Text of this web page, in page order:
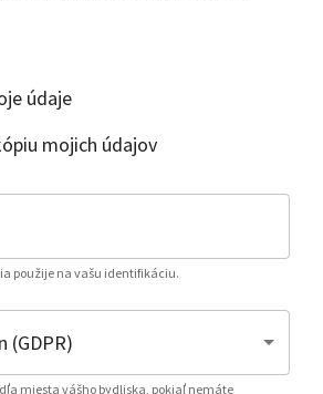
údaje
mojich údajov
použije na vašu identifikáciu.
miesta vášho bydliska, pokiaľ nemáte